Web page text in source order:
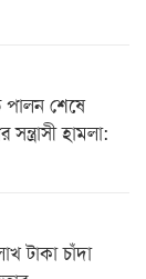
পালন শেষে
হামলা:
টাকা চাঁদা